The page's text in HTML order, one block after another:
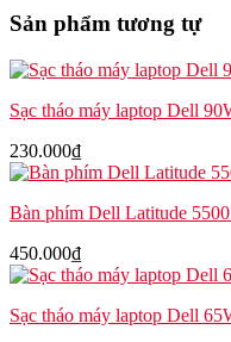
3510
3525
3535
Vostro
3510
3515
3530
3430
3525
3520
Sản phẩm tương tự
Sạc tháo máy laptop Dell
230.000₫
Bàn phím Dell Latitude
450.000₫
Sạc tháo máy laptop Dell